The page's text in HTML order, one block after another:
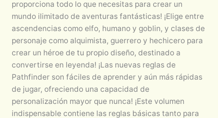
proporciona todo lo que necesitas para crear un
mundo ilimitado de aventuras fantásticas! ¡Elige entre
ascendencias como elfo, humano y goblin, y clases de
personaje como alquimista, guerrero y hechicero para
crear un héroe de tu propio diseño, destinado a
convertirse en leyenda! ¡Las nuevas reglas de
Pathfinder son fáciles de aprender y aún más rápidas
de jugar, ofreciendo una capacidad de
personalización mayor que nunca! ¡Este volumen
indispensable contiene las reglas básicas tanto para